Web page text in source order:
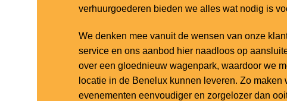
verhuurgoederen bieden we alles wat nodig is
We denken mee vanuit de wensen van onze
service en ons aanbod hier naadloos op
over een gloednieuw wagenpark, waardoor we
locatie in de Benelux kunnen leveren. Zo maken
evenementen eenvoudiger en zorgelozer dan